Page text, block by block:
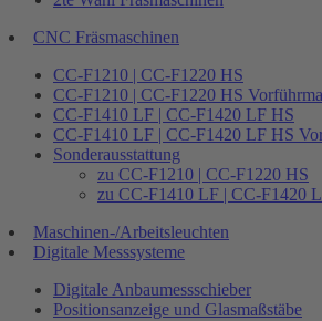
CNC Fräsmaschinen
CC-F1210 | CC-F1220 HS
CC-F1210 | CC-F1220 HS
CC-F1410 LF | CC-F1420 LF HS
CC-F1410 LF | CC-F1420 LF HS
Sonderausstattung
zu CC-F1210 | CC-F1220 HS
zu CC-F1410 LF | CC-F1420
Maschinen-/Arbeitsleuchten
Digitale Messsysteme
Digitale Anbaumessschieber
Positionsanzeige und Glasmaßstäbe